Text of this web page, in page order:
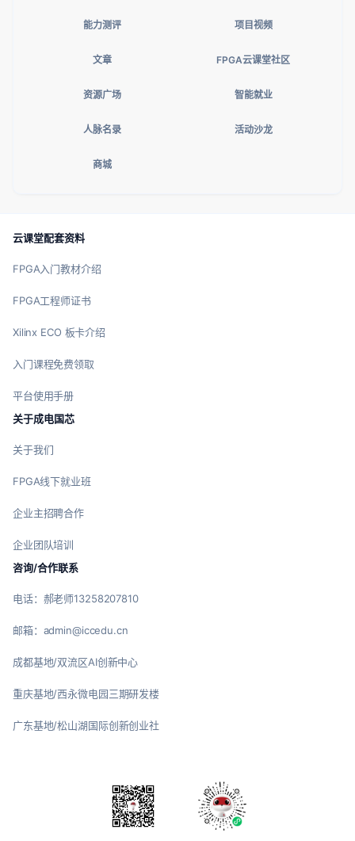
能力测评 项目视频
文章 FPGA云课堂社区
资源广场 智能就业
人脉名录 活动沙龙
商城
云课堂配套资料
FPGA入门教材介绍
FPGA工程师证书
Xilinx ECO 板卡介绍
入门课程免费领取
平台使用手册
关于成电国芯
关于我们
FPGA线下就业班
企业主招聘合作
企业团队培训
咨询/合作联系
电话：郝老师13258207810
邮箱：admin@iccedu.cn
成都基地/双流区AI创新中心
重庆基地/西永微电园三期研发楼
广东基地/松山湖国际创新创业社